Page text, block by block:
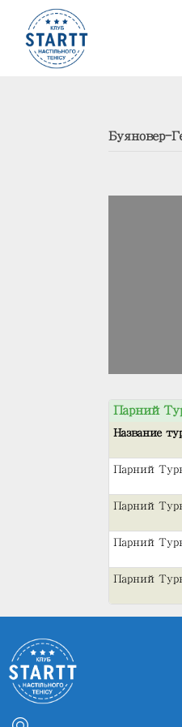
Буяновер-
Парний
Название
Парний
Парний
Парний
Парний